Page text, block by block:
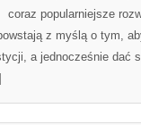
coraz popularniejsze
z myślą o tym,
a jednocześnie dać